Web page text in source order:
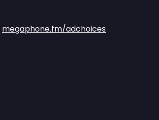
megaphone.fm/adchoices